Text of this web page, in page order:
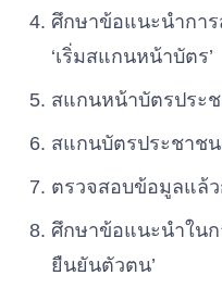
ศึกษาข้อแนะนำกา
‘เริ่มสแกนหน้าบัตร’
สแกนหน้าบัตรประ
สแกนบัตรประชาช
ตรวจสอบข้อมูลแล้ว
ศึกษาข้อแนะนำในก
ยืนยันตัวตน’